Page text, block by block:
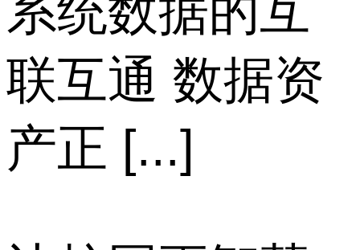
系统数据的互
联互通 数据资
产正 [...]